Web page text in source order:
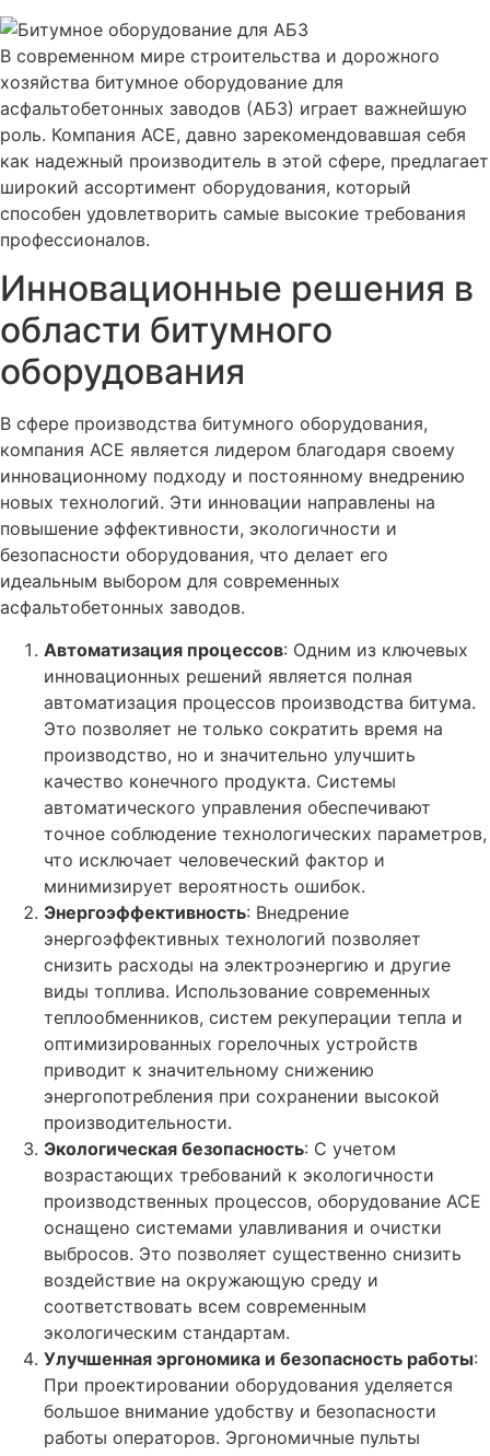
В современном мире строительства и дорожного
хозяйства битумное оборудование для
асфальтобетонных заводов (АБЗ) играет важнейшую
роль. Компания ACE, давно зарекомендовавшая себя
как надежный производитель в этой сфере, предлагает
широкий ассортимент оборудования, который
способен удовлетворить самые высокие требования
профессионалов.
Инновационные решения в
области битумного
оборудования
В сфере производства битумного оборудования,
компания ACE является лидером благодаря своему
инновационному подходу и постоянному внедрению
новых технологий. Эти инновации направлены на
повышение эффективности, экологичности и
безопасности оборудования, что делает его
идеальным выбором для современных
асфальтобетонных заводов.
Автоматизация процессов: Одним из ключевых
инновационных решений является полная
автоматизация процессов производства битума.
Это позволяет не только сократить время на
производство, но и значительно улучшить
качество конечного продукта. Системы
автоматического управления обеспечивают
точное соблюдение технологических параметров,
что исключает человеческий фактор и
минимизирует вероятность ошибок.
Энергоэффективность: Внедрение
энергоэффективных технологий позволяет
снизить расходы на электроэнергию и другие
виды топлива. Использование современных
теплообменников, систем рекуперации тепла и
оптимизированных горелочных устройств
приводит к значительному снижению
энергопотребления при сохранении высокой
производительности.
Экологическая безопасность: С учетом
возрастающих требований к экологичности
производственных процессов, оборудование ACE
оснащено системами улавливания и очистки
выбросов. Это позволяет существенно снизить
воздействие на окружающую среду и
соответствовать всем современным
экологическим стандартам.
Улучшенная эргономика и безопасность работы:
При проектировании оборудования уделяется
большое внимание удобству и безопасности
работы операторов. Эргономичные пульты